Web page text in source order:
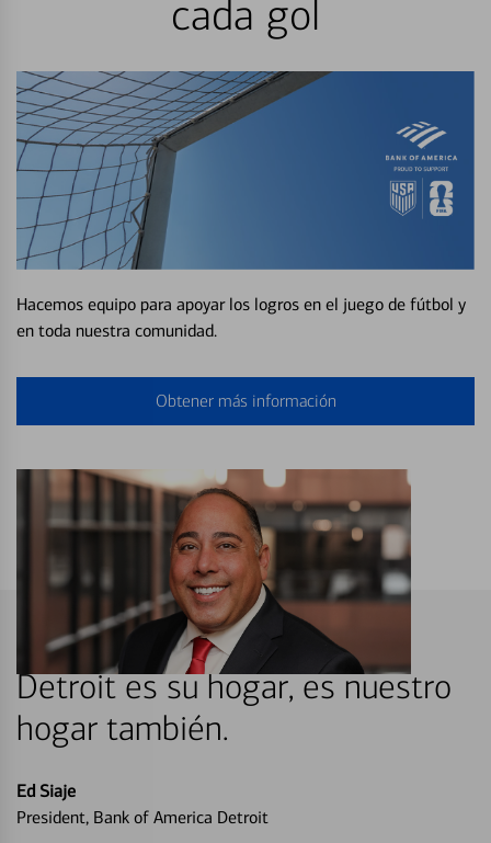
cada gol
Hacemos equipo para apoyar los logros en el juego de fútbol y
en toda nuestra comunidad.
Obtener más información
Detroit es su hogar, es nuestro
hogar también.
Ed Siaje
President, Bank of America Detroit